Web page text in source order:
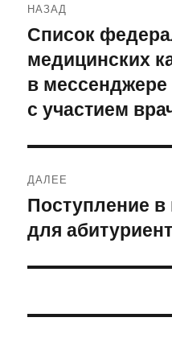
по
записям
НАЗАД
Предыдущая
запись:
Список
медицинских
в
с участием
ДАЛЕЕ
Следующая
запись:
Поступление в
для